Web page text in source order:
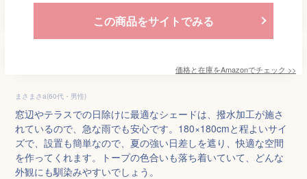
この商品をサイトでみる
価格と在庫をAmazonでチェック >>
まさまさa(60代・男性)
窓辺やテラスでの日除けに最適なシェードは、撥水加工が施さ
れているので、急な雨でも安心です。180×180cmと程よいサイ
ズで、設置も簡単なので、夏の強い日差しを遮り、快適な空間
を作ってくれます。トープの色合いも落ち着いていて、どんな
外観にも馴染みやすいでしょう。